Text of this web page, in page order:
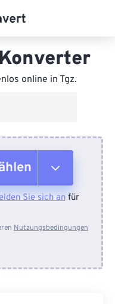
online in Tgz.
Sie sich anfür
Nutzungsbedingungen